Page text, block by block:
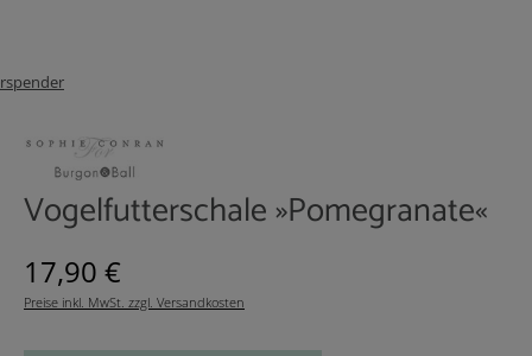
Vogelfutterschale »Pomegranate«
Regulärer Preis:
17,90 €
Preise inkl. MwSt. zzgl. Versandkosten